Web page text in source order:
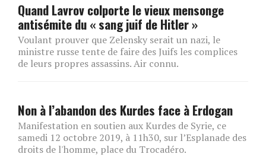
Quand Lavrov colporte le vieux mensonge
antisémite du « sang juif de Hitler »
Voulant prouver que Zelensky serait un nazi, le
ministre russe tente de faire des Juifs les complices
de leurs propres assassins. Air connu.
Non à l’abandon des Kurdes face à Erdogan
Manifestation en soutien aux Kurdes de Syrie, ce
samedi 12 octobre 2019, à 11h30, sur l’Esplanade des
droits de l'homme, place du Trocadéro.